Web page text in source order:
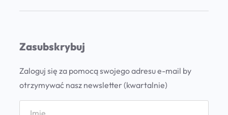
W przypadku konstrukcji malowanych należy pamiętać o
o
g
r
o
Zasubskrybuj
Zaloguj się za pomocą swojego adresu e-mail by
otrzymywać nasz newsletter (kwartalnie)